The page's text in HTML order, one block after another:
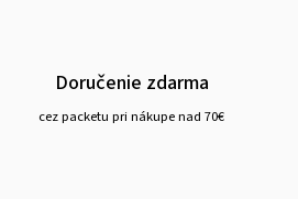
Doručenie zdarma
cez packetu pri nákupe nad 70€